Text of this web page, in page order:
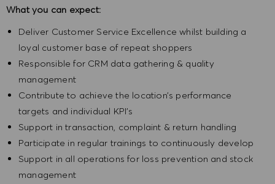
What you can expect:
Deliver Customer Service Excellence whilst building a
loyal customer base of repeat shoppers
Responsible for CRM data gathering & quality
management
Contribute to achieve the location’s performance
targets and individual KPI’s
Support in transaction, complaint & return handling
Participate in regular trainings to continuously develop
Support in all operations for loss prevention and stock
management